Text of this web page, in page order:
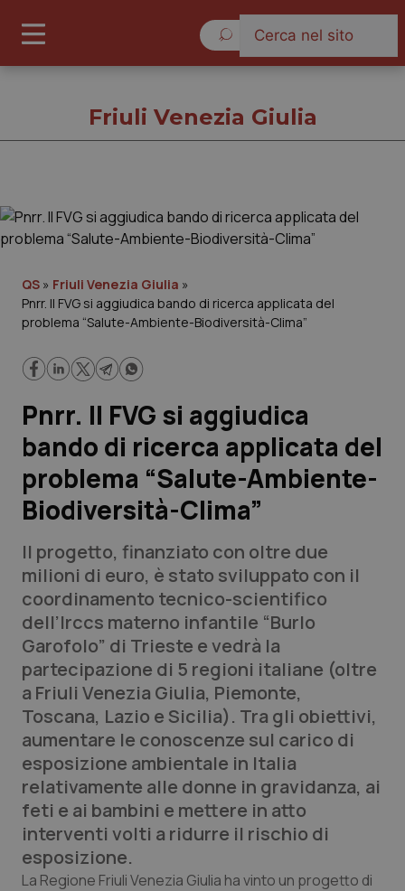
Governo e Parlamento
Regioni e Asl
Lavoro e Professioni
Scienza e Farmaci
Studi e Analisi
Lettere al direttore
Edizioni Regionali
QS Pro
Professionisti Sanitari.AI
Abruzzo
Basilicata
Calabria
Campania
QS Pro Gold
Artrite & artrosi
Asma & BPCO
Car-T
QS Club Newsletter
Friuli Venezia Giulia
QS » Friuli Venezia Giulia »
Pnrr. Il FVG si aggiudica bando di ricerca applicata del
problema “Salute-Ambiente-Biodiversità-Clima”
Pnrr. Il FVG si aggiudica
bando di ricerca applicata del
problema “Salute-Ambiente-
Biodiversità-Clima”
Il progetto, finanziato con oltre due
milioni di euro, è stato sviluppato con il
coordinamento tecnico-scientifico
dell’Irccs materno infantile “Burlo
Garofolo” di Trieste e vedrà la
partecipazione di 5 regioni italiane (oltre
a Friuli Venezia Giulia, Piemonte,
Toscana, Lazio e Sicilia). Tra gli obiettivi,
aumentare le conoscenze sul carico di
esposizione ambientale in Italia
relativamente alle donne in gravidanza, ai
feti e ai bambini e mettere in atto
interventi volti a ridurre il rischio di
esposizione.
La Regione Friuli Venezia Giulia ha vinto un progetto di